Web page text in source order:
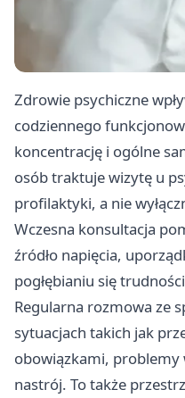
Zdrowie psychiczne
codziennego
koncentrację i ogólne
osób traktuje wizytę u
profilaktyki, a nie
Wczesna konsultacja
źródło napięcia,
pogłębianiu się
Regularna rozmowa ze
sytuacjach takich jak
obowiązkami, problemy
nastrój. To także